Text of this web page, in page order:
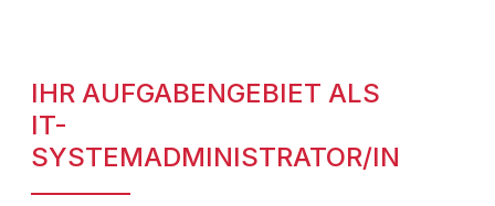
IHR AUFGABENGEBIET ALS
IT-
SYSTEMADMINISTRATOR/IN